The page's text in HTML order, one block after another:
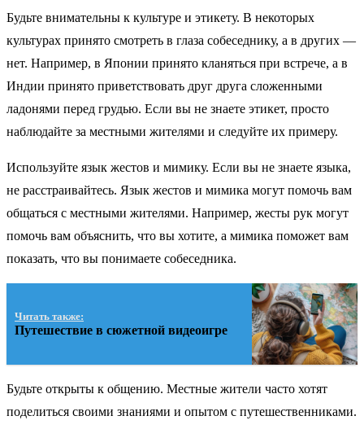
Будьте внимательны к культуре и этикету. В некоторых
культурах принято смотреть в глаза собеседнику, а в других —
нет. Например, в Японии принято кланяться при встрече, а в
Индии принято приветствовать друг друга сложенными
ладонями перед грудью. Если вы не знаете этикет, просто
наблюдайте за местными жителями и следуйте их примеру.
Используйте язык жестов и мимику. Если вы не знаете языка,
не расстраивайтесь. Язык жестов и мимика могут помочь вам
общаться с местными жителями. Например, жесты рук могут
помочь вам объяснить, что вы хотите, а мимика поможет вам
показать, что вы понимаете собеседника.
Читать также:
Путешествие в сюжетной видеоигре
Будьте открыты к общению. Местные жители часто хотят
поделиться своими знаниями и опытом с путешественниками.